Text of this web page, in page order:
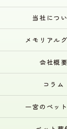
当社につ
メモリアル
会社概要
コラム
一宮のペッ